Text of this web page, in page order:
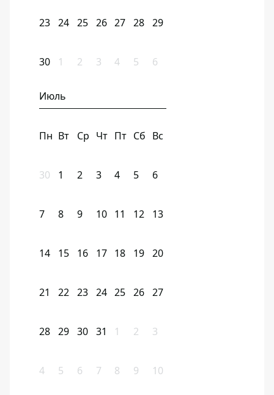
23 24 25 26 27 28 29
30 1 2 3 4 5 6
Июль
Пн Вт Ср Чт Пт Сб Вс
30 1 2 3 4 5 6
7 8 9 10 11 12 13
14 15 16 17 18 19 20
21 22 23 24 25 26 27
28 29 30 31 1 2 3
4 5 6 7 8 9 10